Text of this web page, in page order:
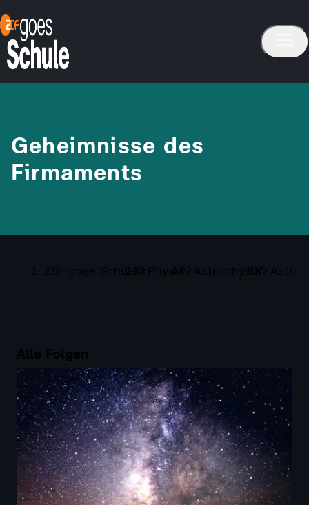
Geheimnisse des
Firmaments
ZDF goes Schule Physik Astrophysik
Alle Folgen